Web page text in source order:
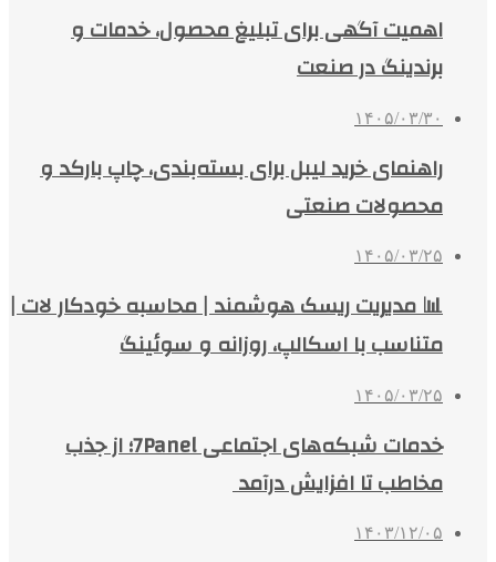
اهمیت آگهی برای تبلیغ محصول، خدمات و
برندینگ در صنعت
۱۴۰۵/۰۳/۳۰
راهنمای خرید لیبل برای بسته‌بندی، چاپ بارکد و
محصولات صنعتی
۱۴۰۵/۰۳/۲۵
📊 مدیریت ریسک هوشمند | محاسبه خودکار لات |
متناسب با اسکالپ، روزانه و سوئینگ
۱۴۰۵/۰۳/۲۵
خدمات شبکه‌های اجتماعی 7Panel؛ از جذب
مخاطب تا افزایش درآمد
۱۴۰۳/۱۲/۰۵